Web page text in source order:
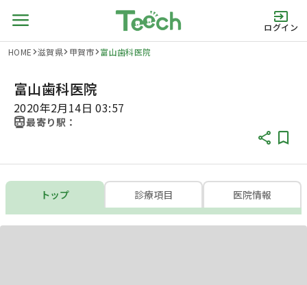
ログイン
HOME 滋賀県 甲賀市 富山歯科医院
富山歯科医院
2020年2月14日 03:57
最寄り駅：
トップ 診療項目 医院情報